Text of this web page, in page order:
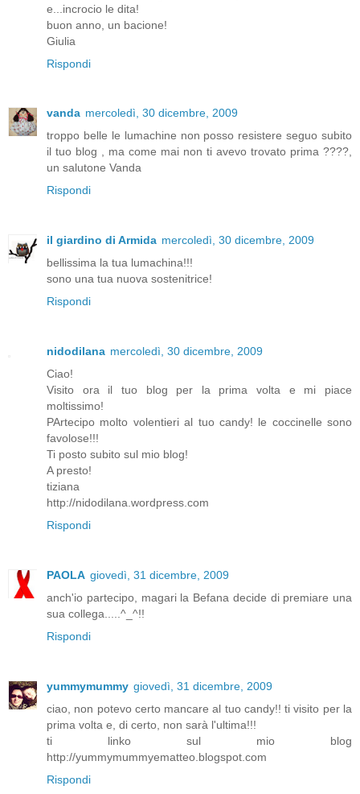
e...incrocio le dita!
buon anno, un bacione!
Giulia
Rispondi
vanda mercoledì, 30 dicembre, 2009
troppo belle le lumachine non posso resistere seguo subito
il tuo blog , ma come mai non ti avevo trovato prima ????,
un salutone Vanda
Rispondi
il giardino di Armida mercoledì, 30 dicembre, 2009
bellissima la tua lumachina!!!
sono una tua nuova sostenitrice!
Rispondi
nidodilana mercoledì, 30 dicembre, 2009
Ciao!
Visito ora il tuo blog per la prima volta e mi piace
moltissimo!
PArtecipo molto volentieri al tuo candy! le coccinelle sono
favolose!!!
Ti posto subito sul mio blog!
A presto!
tiziana
http://nidodilana.wordpress.com
Rispondi
PAOLA giovedì, 31 dicembre, 2009
anch'io partecipo, magari la Befana decide di premiare una
sua collega.....^_^!!
Rispondi
yummymummy giovedì, 31 dicembre, 2009
ciao, non potevo certo mancare al tuo candy!! ti visito per la
prima volta e, di certo, non sarà l'ultima!!!
ti linko sul mio blog
http://yummymummyematteo.blogspot.com
Rispondi